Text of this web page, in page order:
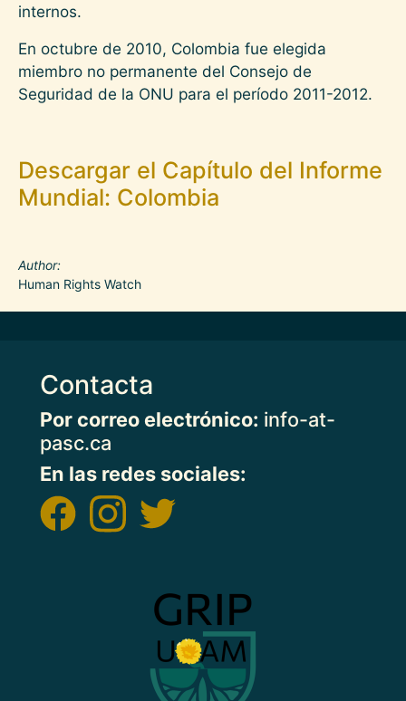
internos.
En octubre de 2010, Colombia fue elegida
miembro no permanente del Consejo de
Seguridad de la ONU para el período 2011-2012.
Descargar el Capítulo del Informe
Mundial: Colombia
Author
Human Rights Watch
Contacta
Por correo electrónico: info-at-
pasc.ca
En las redes sociales: